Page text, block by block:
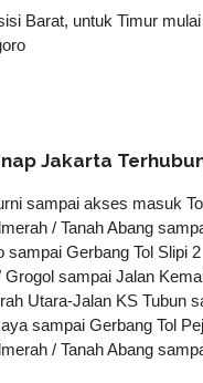
Barat, untuk Timur
Jakarta
sampai akses masuk
/ Tanah Abang
sampai Gerbang Tol Slipi 2
Grogol sampai Jalan
Utara-Jalan KS Tubun
sampai Gerbang Tol
/ Tanah Abang